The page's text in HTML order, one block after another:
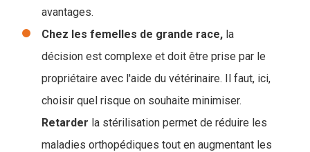
avantages.
Chez les femelles de grande race, la
décision est complexe et doit être prise par le
propriétaire avec l'aide du vétérinaire. Il faut, ici,
choisir quel risque on souhaite minimiser.
Retarder la stérilisation permet de réduire les
maladies orthopédiques tout en augmentant les